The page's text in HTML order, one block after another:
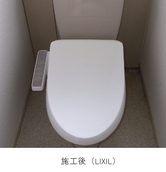
施工後（LIXIL）